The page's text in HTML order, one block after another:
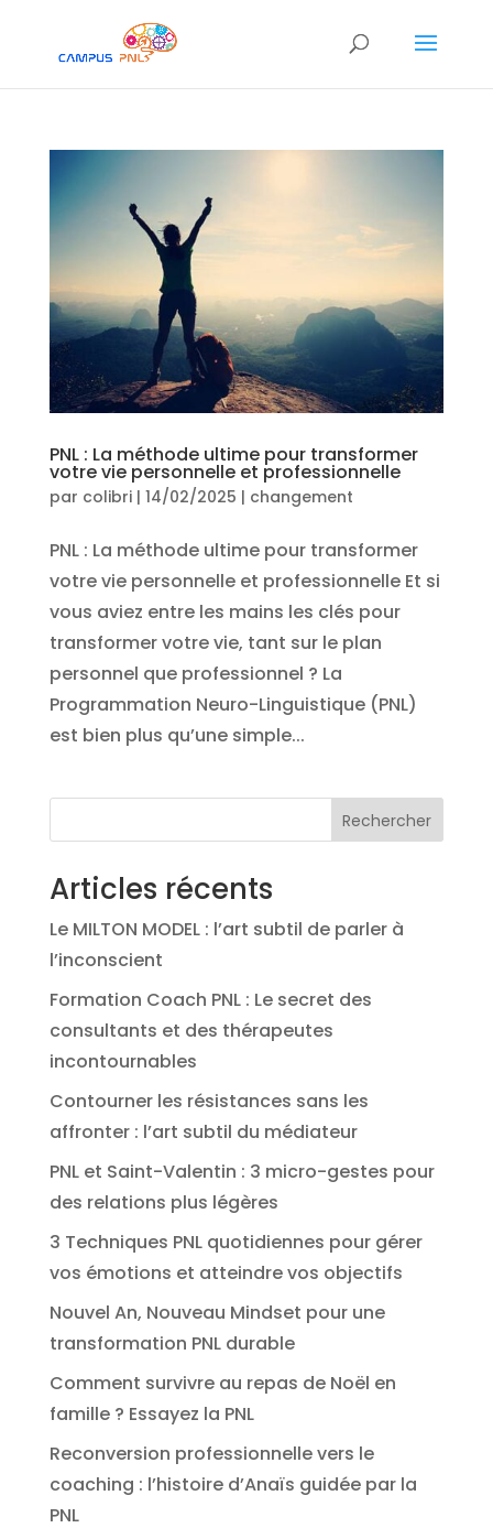
PNL : La méthode ultime pour transformer
votre vie personnelle et professionnelle
par colibri| 14/02/2025 | changement
PNL : La méthode ultime pour transformer
votre vie personnelle et professionnelle Et si
vous aviez entre les mains les clés pour
transformer votre vie, tant sur le plan
personnel que professionnel ? La
Programmation Neuro-Linguistique (PNL)
est bien plus qu’une simple...
Rechercher
Articles récents
Le MILTON MODEL : l’art subtil de parler à
l’inconscient
Formation Coach PNL : Le secret des
consultants et des thérapeutes
incontournables
Contourner les résistances sans les
affronter : l’art subtil du médiateur
PNL et Saint-Valentin : 3 micro-gestes pour
des relations plus légères
3 Techniques PNL quotidiennes pour gérer
vos émotions et atteindre vos objectifs
Nouvel An, Nouveau Mindset pour une
transformation PNL durable
Comment survivre au repas de Noël en
famille ? Essayez la PNL
Reconversion professionnelle vers le
coaching : l’histoire d’Anaïs guidée par la
PNL